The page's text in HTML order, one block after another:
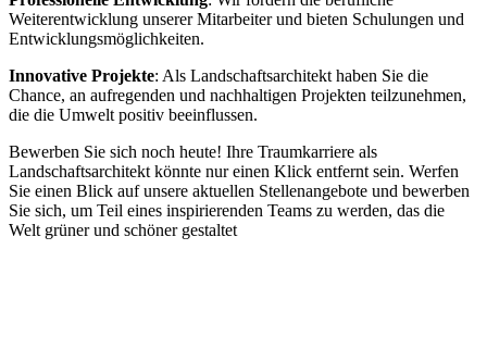
Weiterentwicklung unserer Mitarbeiter und bieten Schulungen und
Entwicklungsmöglichkeiten.
Innovative Projekte: Als Landschaftsarchitekt haben Sie die
Chance, an aufregenden und nachhaltigen Projekten teilzunehmen,
die die Umwelt positiv beeinflussen.
Bewerben Sie sich noch heute! Ihre Traumkarriere als
Landschaftsarchitekt könnte nur einen Klick entfernt sein. Werfen
Sie einen Blick auf unsere aktuellen Stellenangebote und bewerben
Sie sich, um Teil eines inspirierenden Teams zu werden, das die
Welt grüner und schöner gestaltet